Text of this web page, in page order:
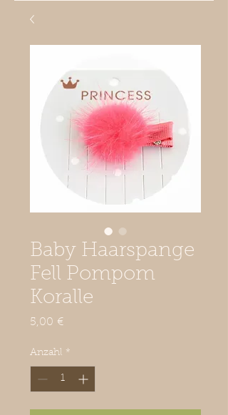
Baby Haarspange
Fell Pompom
Koralle
5,00 €Preis
Anzahl *